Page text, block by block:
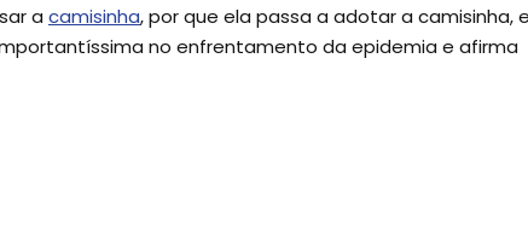
a camisinha, por que ela passa a adotar a camisinha,
no enfrentamento da epidemia e afirma